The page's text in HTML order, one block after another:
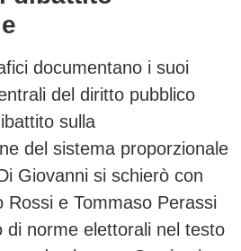
documentano i suoi
del diritto pubblico
sulla
del sistema proporzionale
Giovanni si schierò con
Rossi e Tommaso Perassi
di norme elettorali nel testo